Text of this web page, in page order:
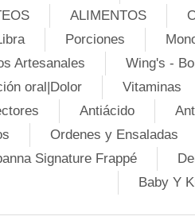
ALIMENTOS
Porciones
Artesanales
Wing's -
oral|Dolor
Vitaminas
Antiácido
Ordenes y Ensaladas
Signature Frappé
Baby Y